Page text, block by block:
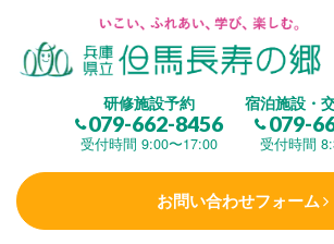
研修施設予約
079-662-8456
受付時間 9:00〜17:00
宿泊施設・
079-
受付時間
お問い合わせフォーム
但馬長寿の郷とは
(研修施設)
楽しむ